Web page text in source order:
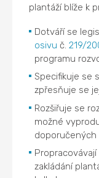
plantáží blíže k
Dotváří se
osivu č.219/
programu
Specifikuje se
zpřesňuje se
Rozšiřuje se
možné
doporučených
zakládání